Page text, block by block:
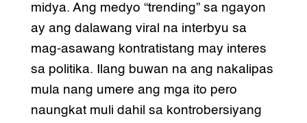
midya. Ang medyo “trending” sa ngayon
ay ang dalawang viral na interbyu sa
mag-asawang kontratistang may interes
sa politika. Ilang buwan na ang nakalipas
mula nang umere ang mga ito pero
naungkat muli dahil sa kontrobersiyang